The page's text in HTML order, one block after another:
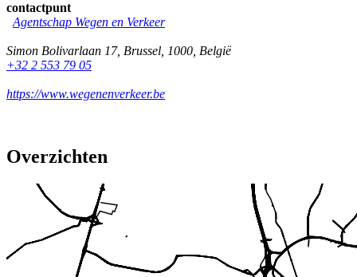
contactpunt
Agentschap Wegen en Verkeer
Simon Bolivarlaan 17, Brussel 1000 België
+32 2 553 79 05
https://www.wegenenverkeer.be
Overzichten